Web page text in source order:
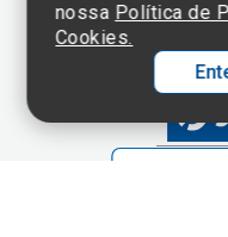
nossa Política de
Cookies.